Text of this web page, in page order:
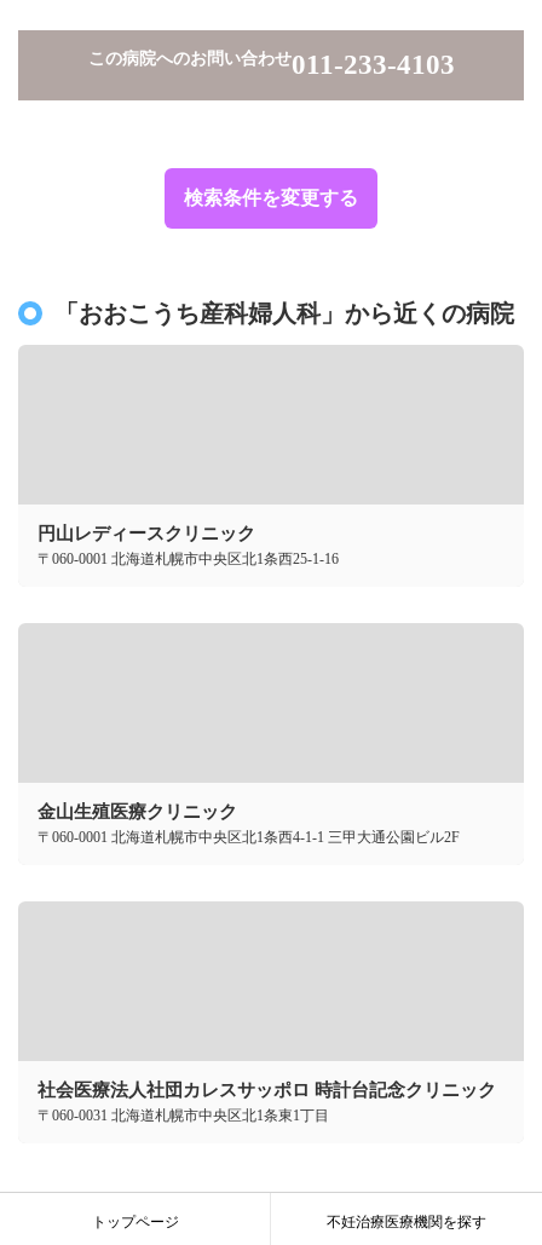
検索条件を変更する
この病院へのお問い合わせ011-233-4103
「おおこうち産科婦人科」から近くの病院
円山レディースクリニック
〒060-0001 北海道札幌市中央区北1条西25-1-16
金山生殖医療クリニック
〒060-0001 北海道札幌市中央区北1条西4-1-1 三甲大通公園ビル2F
社会医療法人社団カレスサッポロ 時計台記念クリニック
〒060-0031 北海道札幌市中央区北1条東1丁目
トップページ 不妊治療医療機関を探す